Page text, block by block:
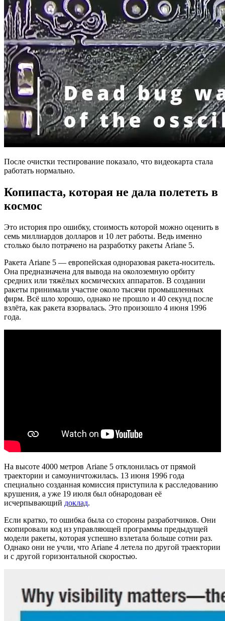
После очистки тестирование показало, что видеокарта стала
работать нормально.
Копипаста, которая не дала полететь в
космос
Это история про ошибку, стоимость которой можно оценить в
семь миллиардов долларов и 10 лет работы. Ведь именно
столько было потрачено на разработку ракеты Ariane 5.
Ракета Ariane 5 — европейская одноразовая ракета-носитель.
Она предназначена для вывода на околоземную орбиту
средних или тяжёлых космических аппаратов. В создании
ракеты принимали участие около тысячи промышленных
фирм. Всё шло хорошо, однако не прошло и 40 секунд после
взлёта, как ракета взорвалась. Это произошло 4 июня 1996
года.
На высоте 4000 метров Ariane 5 отклонилась от прямой
траектории и самоуничтожилась. 13 июня 1996 года
специально созданная комиссия приступила к расследованию
крушения, а уже 19 июля был обнародован её
исчерпывающий доклад.
Если кратко, то ошибка была со стороны разработчиков. Они
скопировали код из управляющей программы предыдущей
модели ракеты, которая успешно взлетала больше сотни раз.
Однако они не учли, что Ariane 4 летела по другой траектории
и с другой горизонтальной скоростью.